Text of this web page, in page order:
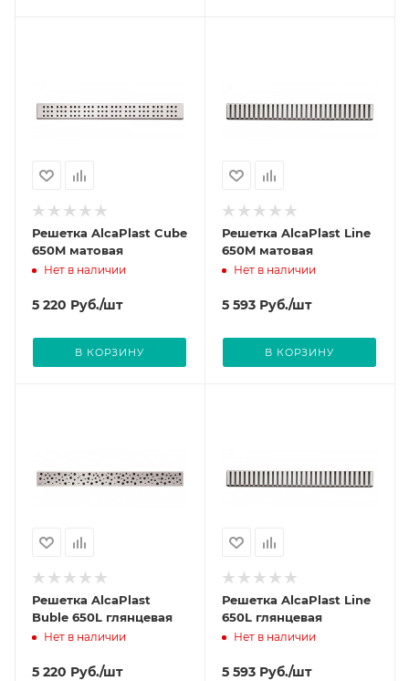
Решетка AlcaPlast Cube
650M матовая
Нет в наличии
5 220 Руб./шт
В КОРЗИНУ
Решетка AlcaPlast Line
650M матовая
Нет в наличии
5 593 Руб./шт
В КОРЗИНУ
Решетка AlcaPlast
Buble 650L глянцевая
Нет в наличии
5 220 Руб./шт
Решетка AlcaPlast Line
650L глянцевая
Нет в наличии
5 593 Руб./шт